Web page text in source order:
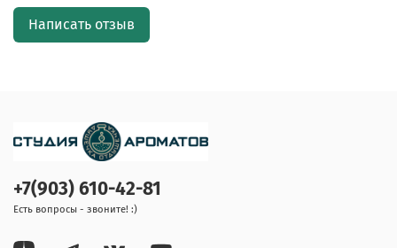
Написать отзыв
+7(903) 610-42-81
Есть вопросы - звоните! :)